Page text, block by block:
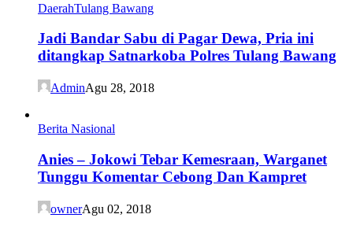
DaerahTulang Bawang
Jadi Bandar Sabu di Pagar Dewa, Pria ini
ditangkap Satnarkoba Polres Tulang Bawang
AdminAgu 28, 2018
Berita Nasional
Anies – Jokowi Tebar Kemesraan, Warganet
Tunggu Komentar Cebong Dan Kampret
ownerAgu 02, 2018